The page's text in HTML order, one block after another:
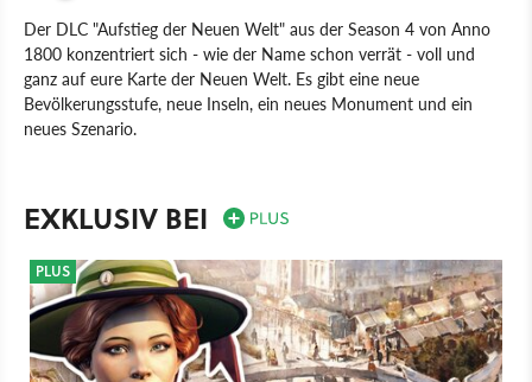
Der DLC "Aufstieg der Neuen Welt" aus der Season 4 von Anno
1800 konzentriert sich - wie der Name schon verrät - voll und
ganz auf eure Karte der Neuen Welt. Es gibt eine neue
Bevölkerungsstufe, neue Inseln, ein neues Monument und ein
neues Szenario.
Ubisoft Mainz
Anno 1800: Aufstieg der Neuen Welt
EXKLUSIV BEI
PLUS